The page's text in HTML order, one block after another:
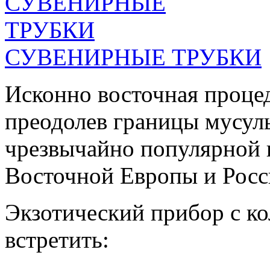
СУВЕНИРНЫЕ ТРУБКИ
Исконно восточная
преодолев границы
чрезвычайно популярной
Восточной Европы и
Экзотический прибор с
встретить: